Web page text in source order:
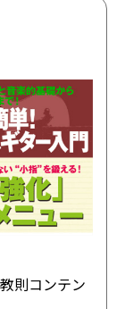
則コンテン